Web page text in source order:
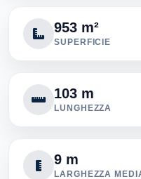
953 m²
SUPERFICIE
103 m
LUNGHEZZA
9 m
LARGHEZZA